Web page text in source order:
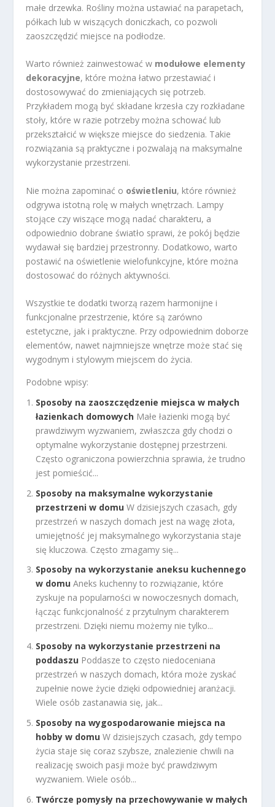
małe drzewka. Rośliny można ustawiać na parapetach,
półkach lub w wiszących doniczkach, co pozwoli
zaoszczędzić miejsce na podłodze.
Warto również zainwestować w modułowe elementy
dekoracyjne, które można łatwo przestawiać i
dostosowywać do zmieniających się potrzeb.
Przykładem mogą być składane krzesła czy rozkładane
stoły, które w razie potrzeby można schować lub
przekształcić w większe miejsce do siedzenia. Takie
rozwiązania są praktyczne i pozwalają na maksymalne
wykorzystanie przestrzeni.
Nie można zapominać o oświetleniu, które również
odgrywa istotną rolę w małych wnętrzach. Lampy
stojące czy wiszące mogą nadać charakteru, a
odpowiednio dobrane światło sprawi, że pokój będzie
wydawał się bardziej przestronny. Dodatkowo, warto
postawić na oświetlenie wielofunkcyjne, które można
dostosować do różnych aktywności.
Wszystkie te dodatki tworzą razem harmonijne i
funkcjonalne przestrzenie, które są zarówno
estetyczne, jak i praktyczne. Przy odpowiednim doborze
elementów, nawet najmniejsze wnętrze może stać się
wygodnym i stylowym miejscem do życia.
Podobne wpisy:
Sposoby na zaoszczędzenie miejsca w małych
łazienkach domowych Małe łazienki mogą być
prawdziwym wyzwaniem, zwłaszcza gdy chodzi o
optymalne wykorzystanie dostępnej przestrzeni.
Często ograniczona powierzchnia sprawia, że trudno
jest pomieścić...
Sposoby na maksymalne wykorzystanie
przestrzeni w domu W dzisiejszych czasach, gdy
przestrzeń w naszych domach jest na wagę złota,
umiejętność jej maksymalnego wykorzystania staje
się kluczowa. Często zmagamy się...
Sposoby na wykorzystanie aneksu kuchennego
w domu Aneks kuchenny to rozwiązanie, które
zyskuje na popularności w nowoczesnych domach,
łącząc funkcjonalność z przytulnym charakterem
przestrzeni. Dzięki niemu możemy nie tylko...
Sposoby na wykorzystanie przestrzeni na
poddaszu Poddasze to często niedoceniana
przestrzeń w naszych domach, która może zyskać
zupełnie nowe życie dzięki odpowiedniej aranżacji.
Wiele osób zastanawia się, jak...
Sposoby na wygospodarowanie miejsca na
hobby w domu W dzisiejszych czasach, gdy tempo
życia staje się coraz szybsze, znalezienie chwili na
realizację swoich pasji może być prawdziwym
wyzwaniem. Wiele osób...
Twórcze pomysły na przechowywanie w małych